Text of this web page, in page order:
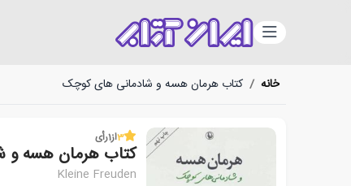
دسته‌بندی
خانه / کتاب هرمان هسه و شادمانی های کوچک
3از1رأی
کتاب هرمان هسه و
Kleine Freuden